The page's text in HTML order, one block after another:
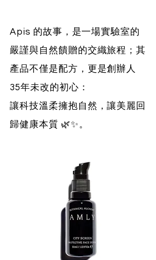
Apis 的故事，是一場實驗室的
嚴謹與自然饋贈的交織旅程；其
產品不僅是配方，更是創辦人
35年未改的初心：
讓科技溫柔擁抱自然，讓美麗回
歸健康本質 🌿✨。